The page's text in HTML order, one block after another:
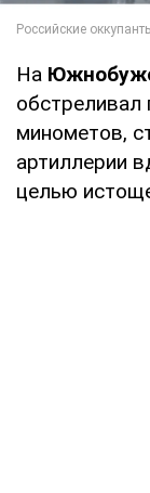
На
обстреливал
минометов,
артиллерии
целью